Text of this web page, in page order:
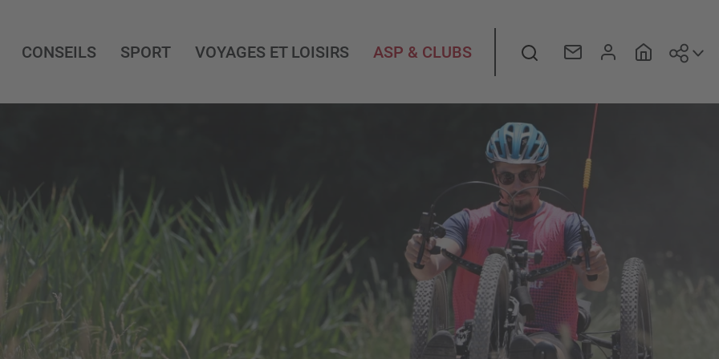
CONSEILS SPORT VOYAGES ET LOISIRS ASP & CLUBS Rechercher